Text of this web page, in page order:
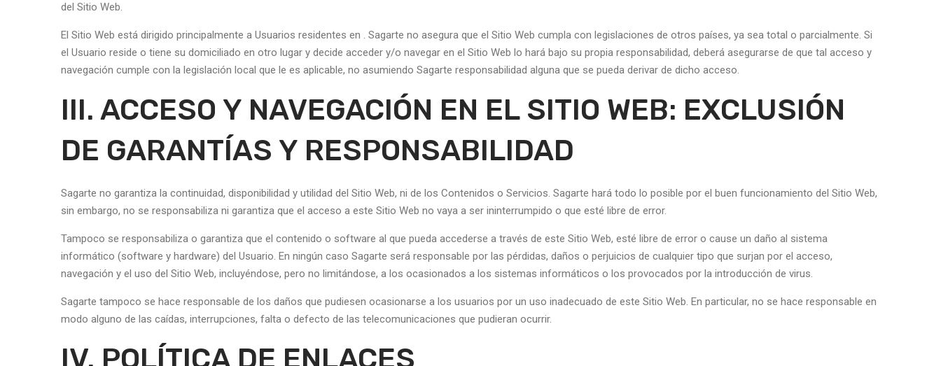
del Sitio Web.
El Sitio Web está dirigido principalmente a Usuarios residentes en . Sagarte no asegura que el Sitio Web cumpla con legislaciones de otros países, ya sea total o parcialmente. Si
el Usuario reside o tiene su domiciliado en otro lugar y decide acceder y/o navegar en el Sitio Web lo hará bajo su propia responsabilidad, deberá asegurarse de que tal acceso y
navegación cumple con la legislación local que le es aplicable, no asumiendo Sagarte responsabilidad alguna que se pueda derivar de dicho acceso.
III. ACCESO Y NAVEGACIÓN EN EL SITIO WEB: EXCLUSIÓN
DE GARANTÍAS Y RESPONSABILIDAD
Sagarte no garantiza la continuidad, disponibilidad y utilidad del Sitio Web, ni de los Contenidos o Servicios. Sagarte hará todo lo posible por el buen funcionamiento del Sitio Web,
sin embargo, no se responsabiliza ni garantiza que el acceso a este Sitio Web no vaya a ser ininterrumpido o que esté libre de error.
Tampoco se responsabiliza o garantiza que el contenido o software al que pueda accederse a través de este Sitio Web, esté libre de error o cause un daño al sistema
informático (software y hardware) del Usuario. En ningún caso Sagarte será responsable por las pérdidas, daños o perjuicios de cualquier tipo que surjan por el acceso,
navegación y el uso del Sitio Web, incluyéndose, pero no limitándose, a los ocasionados a los sistemas informáticos o los provocados por la introducción de virus.
Sagarte tampoco se hace responsable de los daños que pudiesen ocasionarse a los usuarios por un uso inadecuado de este Sitio Web. En particular, no se hace responsable en
modo alguno de las caídas, interrupciones, falta o defecto de las telecomunicaciones que pudieran ocurrir.
IV. POLÍTICA DE ENLACES